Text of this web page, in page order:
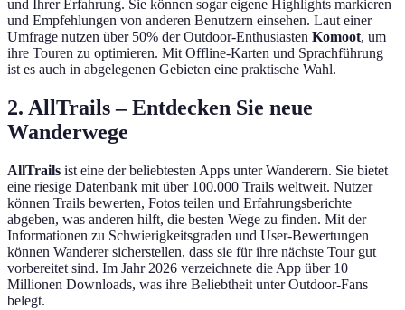
und Ihrer Erfahrung. Sie können sogar eigene Highlights markieren
und Empfehlungen von anderen Benutzern einsehen. Laut einer
Umfrage nutzen über 50% der Outdoor-Enthusiasten Komoot, um
ihre Touren zu optimieren. Mit Offline-Karten und Sprachführung
ist es auch in abgelegenen Gebieten eine praktische Wahl.
2. AllTrails – Entdecken Sie neue
Wanderwege
AllTrails ist eine der beliebtesten Apps unter Wanderern. Sie bietet
eine riesige Datenbank mit über 100.000 Trails weltweit. Nutzer
können Trails bewerten, Fotos teilen und Erfahrungsberichte
abgeben, was anderen hilft, die besten Wege zu finden. Mit der
Informationen zu Schwierigkeitsgraden und User-Bewertungen
können Wanderer sicherstellen, dass sie für ihre nächste Tour gut
vorbereitet sind. Im Jahr 2026 verzeichnete die App über 10
Millionen Downloads, was ihre Beliebtheit unter Outdoor-Fans
belegt.